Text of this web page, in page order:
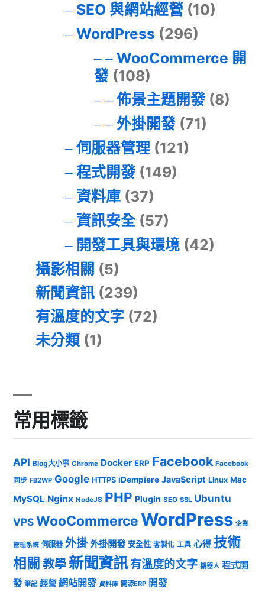
SEO 與網站經營 (10)
WordPress (296)
WooCommerce 開
發(108)
佈景主題開發(8)
外掛開發(71)
伺服器管理(121)
程式開發(149)
資料庫(37)
資訊安全(57)
開發工具與環境(42)
攝影相關 (5)
新聞資訊 (239)
有溫度的文字 (72)
未分類 (1)
常用標籤
API Blog大小事 Chrome Docker ERP Facebook Facebook
同步 FB2WP Google HTTPS iDempiere JavaScript Linux Mac
MySQL Nginx NodeJS PHP Plugin SEO SSL Ubuntu
VPSWooCommerceWordPress 企業
管理系統 伺服器 外掛 外掛開發 安全性 客製化 工具 心得 技術
相關 教學 新聞資訊有溫度的文字 機器人 程式開
發 筆記 經營 網站開發 資料庫 開源ERP 開發